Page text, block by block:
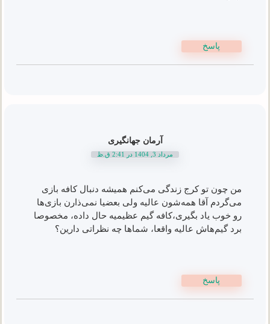
پاسخ
آرمان جهانگیری
مرداد 3, 1404 در 2:41 ق.ظ
من چون تو کرج زندگی می‌کنم همیشه دنبال کافه بازی
می‌گردم آقا همه‌شون عالیه ولی بعضیا نمی‌ذارن بازی‌ها
رو خوب یاد بگیری،کافه گیم عظیمیه حال داده، مخصوصا
برد گیم‌هاش عالیه واقعا، شماها چه نظراتی دارین؟
پاسخ